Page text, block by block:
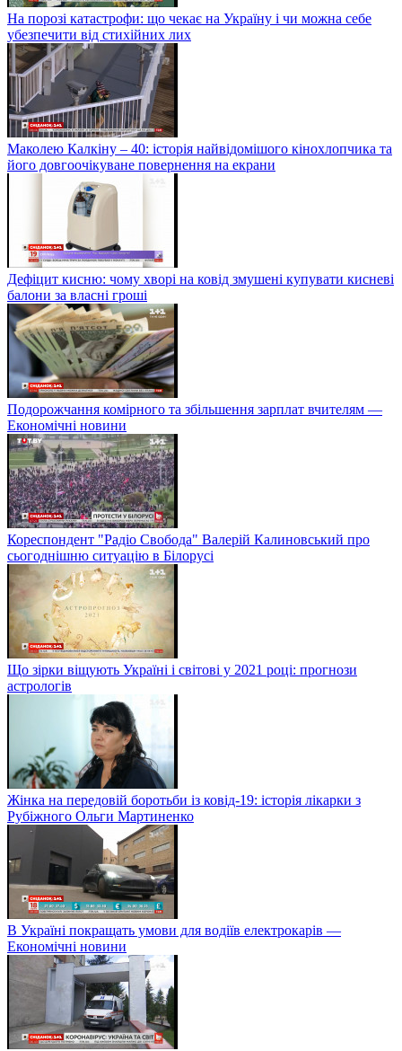
На порозі катастрофи: що чекає на Україну і чи можна себе
убезпечити від стихійних лих
Маколею Калкіну – 40: історія найвідомішого кінохлопчика та
його довгоочікуване повернення на екрани
Дефіцит кисню: чому хворі на ковід змушені купувати кисневі
балони за власні гроші
Подорожчання комірного та збільшення зарплат вчителям —
Економічні новини
Кореспондент "Радіо Свобода" Валерій Калиновський про
сьогоднішню ситуацію в Білорусі
Що зірки віщують Україні і світові у 2021 році: прогнози
астрологів
Жінка на передовій боротьби із ковід-19: історія лікарки з
Рубіжного Ольги Мартиненко
В Україні покращать умови для водіїв електрокарів —
Економічні новини